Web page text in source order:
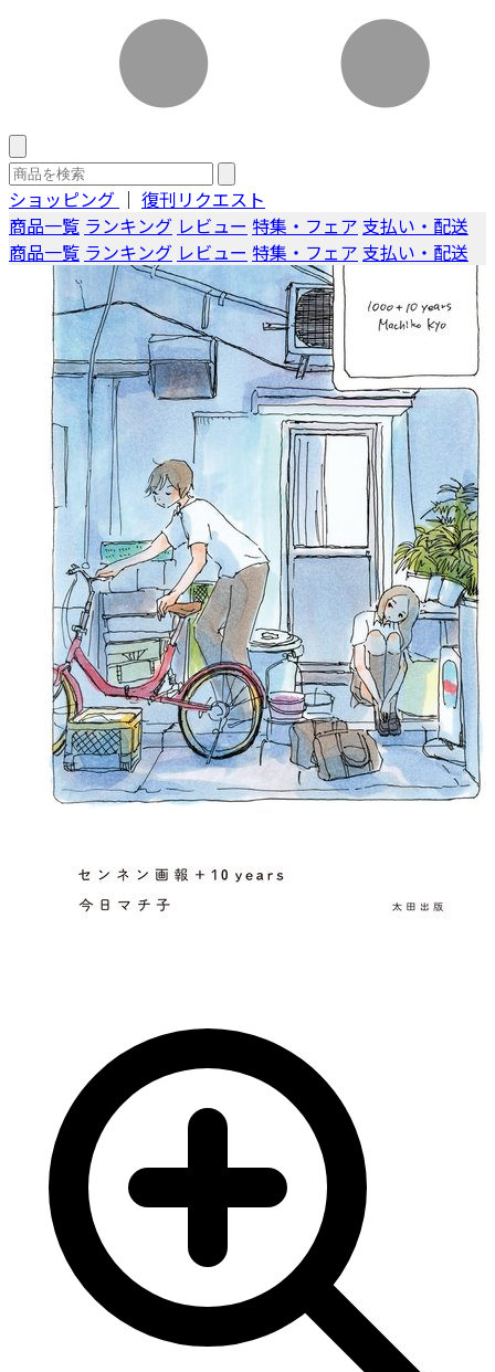
ショッピング ｜ 復刊リクエスト
商品一覧 ランキング レビュー 特集・フェア 支払い・配送
商品一覧 ランキング レビュー 特集・フェア 支払い・配送